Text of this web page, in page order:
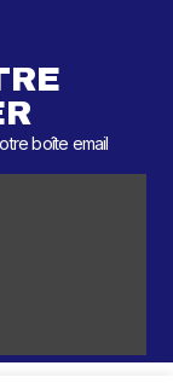
boîte email